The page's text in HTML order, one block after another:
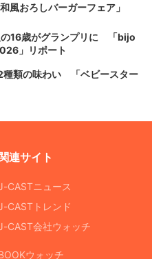
おろしバーガーフェア」
の16歳がグランプリに 「bijo
」リポート
種類の味わい 「ベビースター
関連サイト
CASTニュース
CASTトレンド
CAST会社ウォッチ
ウォッチ